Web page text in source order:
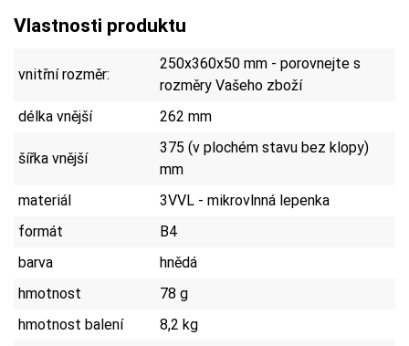
Vlastnosti produktu
vnitřní rozměr:
250x360x50 mm - porovnejte s
rozměry Vašeho zboží
délka vnější
262 mm
šířka vnější
375 (v plochém stavu bez klopy)
mm
materiál
3VVL - mikrovlnná lepenka
formát
B4
barva
hnědá
hmotnost
78 g
hmotnost balení
8,2 kg